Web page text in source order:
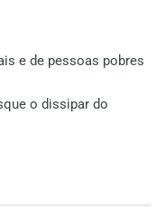
e de pessoas pobres
o dissipar do